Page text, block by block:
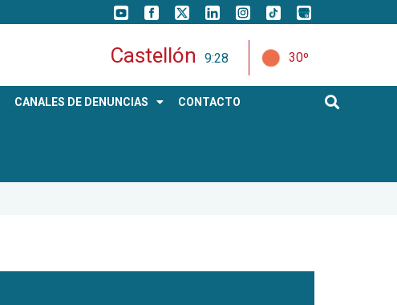
Castellón 9:28 30º
CANALES DE DENUNCIAS CONTACTO